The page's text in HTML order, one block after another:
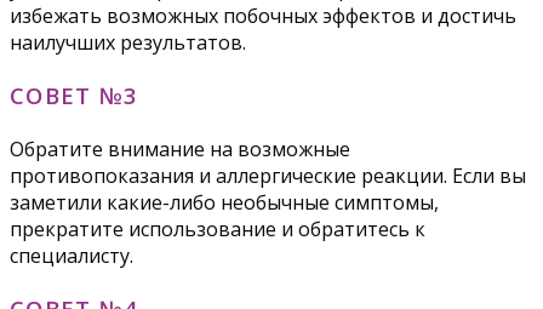
избежать возможных побочных эффектов и достичь
наилучших результатов.
СОВЕТ №3
Обратите внимание на возможные
противопоказания и аллергические реакции. Если вы
заметили какие-либо необычные симптомы,
прекратите использование и обратитесь к
специалисту.